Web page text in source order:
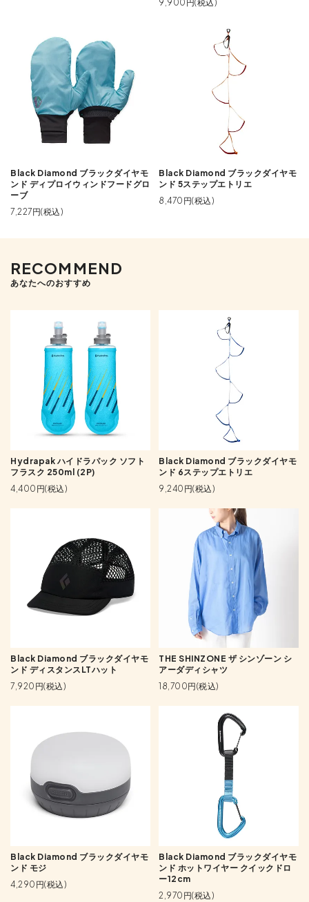
9,900円(税込)
Black Diamond ブラックダイヤモ
ンド ディプロイウィンドフードグロ
ーブ
7,227円(税込)
Black Diamond ブラックダイヤモ
ンド 5ステップエトリエ
8,470円(税込)
RECOMMEND
あなたへのおすすめ
Hydrapak ハイドラパック ソフト
フラスク 250ml (2P)
4,400円(税込)
Black Diamond ブラックダイヤモ
ンド 6ステップエトリエ
9,240円(税込)
Black Diamond ブラックダイヤモ
ンド ディスタンスLTハット
7,920円(税込)
THE SHINZONE ザ シンゾーン シ
アーダディシャツ
18,700円(税込)
Black Diamond ブラックダイヤモ
ンド モジ
4,290円(税込)
Black Diamond ブラックダイヤモ
ンド ホットワイヤー クイックドロ
ー12cm
2,970円(税込)